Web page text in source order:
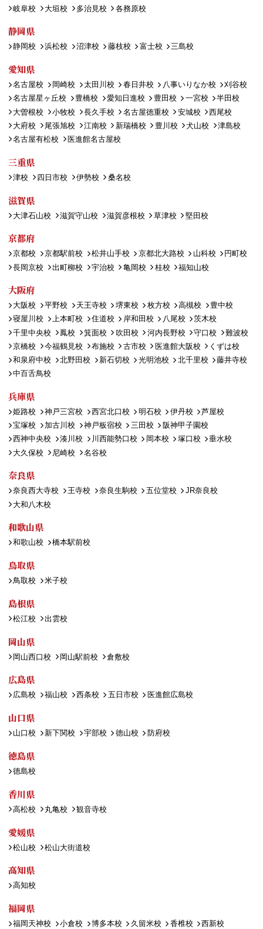
岐阜校 大垣校 多治見校 各務原校
静岡県
静岡校 浜松校 沼津校 藤枝校 富士校 三島校
愛知県
名古屋校 岡崎校 太田川校 春日井校 八事いりなか校
刈谷校
名古屋星ヶ丘校
豊橋校 愛知日進校 豊田校 一宮校
半田校
大曽根校
小牧校 長久手校 名古屋徳重校 安城校
西尾校
大府校
尾張旭校 江南校 新瑞橋校 豊川校 犬山校
津島校
名古屋有松校
医進館名古屋校
三重県
津校 四日市校 伊勢校 桑名校
滋賀県
大津石山校 滋賀守山校 滋賀彦根校 草津校 堅田校
京都府
京都校 京都駅前校 松井山手校 京都北大路校 山科校
円町校
長岡京校
出町柳校 宇治校 亀岡校 桂校 福知山校
大阪府
大阪校 平野校 天王寺校 堺東校 枚方校 高槻校
豊中校
寝屋川校
上本町校 住道校 岸和田校 八尾校
茨木校
千里中央校
鳳校 箕面校 吹田校 河内長野校 守口校
難波校
京橋校
今福鶴見校 布施校 古市校 医進館大阪校
くずは校
和泉府中校
北野田校 新石切校 光明池校 北千里校
藤井寺校
中百舌鳥校
兵庫県
姫路校 神戸三宮校 西宮北口校 明石校 伊丹校
芦屋校
宝塚校
加古川校 神戸板宿校 三田校
阪神甲子園校
西神中央校
湊川校 川西能勢口校 岡本校 塚口校
垂水校
大久保校
尼崎校 名谷校
奈良県
奈良西大寺校 王寺校 奈良生駒校 五位堂校
JR奈良校
大和八木校
和歌山県
和歌山校 橋本駅前校
鳥取県
鳥取校 米子校
島根県
松江校 出雲校
岡山県
岡山西口校 岡山駅前校 倉敷校
広島県
広島校 福山校 西条校 五日市校 医進館広島校
山口県
山口校 新下関校 宇部校 徳山校 防府校
徳島県
徳島校
香川県
高松校 丸亀校 観音寺校
愛媛県
松山校 松山大街道校
高知県
高知校
福岡県
福岡天神校 小倉校 博多本校 久留米校 香椎校
西新校